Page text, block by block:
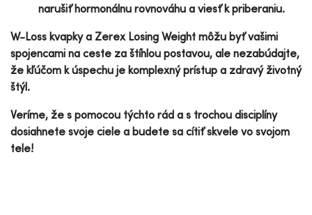
narušiť hormonálnu rovnováhu a viesť k priberaniu.
W-Loss kvapky a Zerex Losing Weight môžu byť vašimi
spojencami na ceste za štíhlou postavou, ale nezabúdajte,
že kľúčom k úspechu je komplexný prístup a zdravý životný
štýl.
Veríme, že s pomocou týchto rád a s trochou disciplíny
dosiahnete svoje ciele a budete sa cítiť skvele vo svojom
tele!